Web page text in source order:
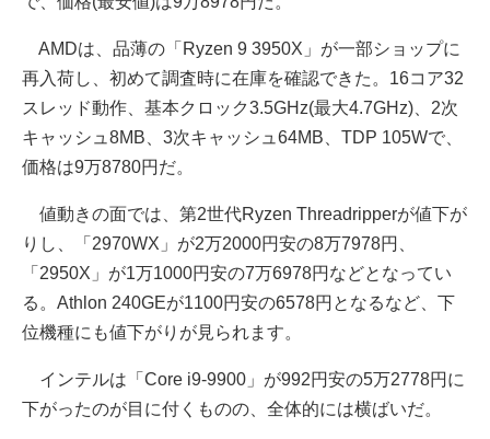
AMDは、品薄の「Ryzen 9 3950X」が一部ショップに
再入荷し、初めて調査時に在庫を確認できた。16コア32
スレッド動作、基本クロック3.5GHz(最大4.7GHz)、2次
キャッシュ8MB、3次キャッシュ64MB、TDP 105Wで、
価格は9万8780円だ。
値動きの面では、第2世代Ryzen Threadripperが値下が
りし、「2970WX」が2万2000円安の8万7978円、
「2950X」が1万1000円安の7万6978円などとなってい
る。Athlon 240GEが1100円安の6578円となるなど、下
位機種にも値下がりが見られます。
インテルは「Core i9-9900」が992円安の5万2778円に
下がったのが目に付くものの、全体的には横ばいだ。